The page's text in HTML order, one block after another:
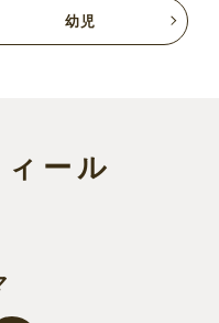
幼児
ール